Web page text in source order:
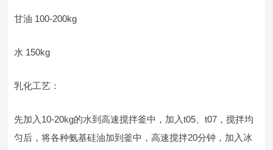
甘油 100-200kg
水 150kg
乳化工艺：
先加入10-20kg的水到高速搅拌釜中，加入t05、t07，搅拌均
匀后，将各种氨基硅油加到釜中，高速搅拌20分钟，加入冰